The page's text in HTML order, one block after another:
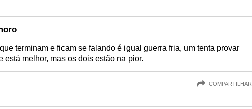
terminam e ficam se falando é igual guerra fria, um tenta provar
está melhor, mas os dois estão na pior.
COMPARTILHAR